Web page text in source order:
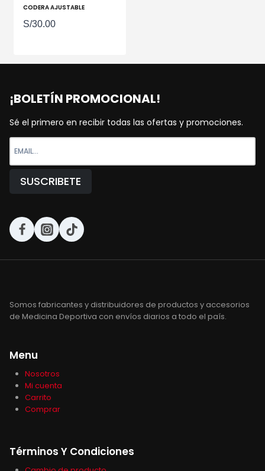
CODERA AJUSTABLE
S/30.00
¡BOLETÍN PROMOCIONAL!
Sé el primero en recibir todas las ofertas y promociones.
Somos fabricantes y distribuidores de productos y accesorios
de Medicina Deportiva con envíos diarios a todo el país.
Menu
Nosotros
Mi cuenta
Carrito
Comprar
Términos Y Condiciones